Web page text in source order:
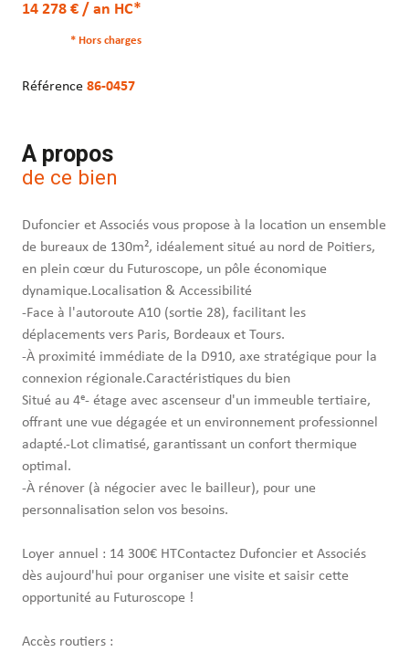
14 278 € / an HC*
* Hors charges
Référence 86-0457
A propos
de ce bien
Dufoncier et Associés vous propose à la location un ensemble
de bureaux de 130m², idéalement situé au nord de Poitiers,
en plein cœur du Futuroscope, un pôle économique
dynamique.Localisation & Accessibilité
-Face à l'autoroute A10 (sortie 28), facilitant les
déplacements vers Paris, Bordeaux et Tours.
-À proximité immédiate de la D910, axe stratégique pour la
connexion régionale.Caractéristiques du bien
Situé au 4ᵉ- étage avec ascenseur d'un immeuble tertiaire,
offrant une vue dégagée et un environnement professionnel
adapté.-Lot climatisé, garantissant un confort thermique
optimal.
-À rénover (à négocier avec le bailleur), pour une
personnalisation selon vos besoins.
Loyer annuel : 14 300€ HTContactez Dufoncier et Associés
dès aujourd'hui pour organiser une visite et saisir cette
opportunité au Futuroscope !
Accès routiers :